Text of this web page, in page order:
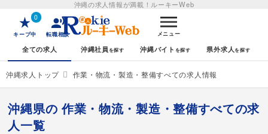
沖縄の求人情報が満載！ ルーキーWeb
0
キープ中 転職相談 メニュー
全ての求人 沖縄社員 沖縄バイト 県外求人
沖縄求人トップ 作業・物流・製造・整備すべての求人情報
沖縄県の 作業・物流・製造・整備すべての求
人一覧